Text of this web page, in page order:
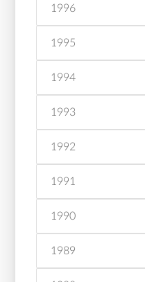
1996
1995
1994
1993
1992
1991
1990
1989